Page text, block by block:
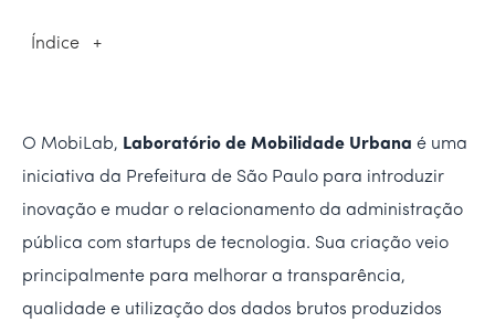
Índice +
O MobiLab, Laboratório de Mobilidade Urbana é uma
iniciativa da Prefeitura de São Paulo para introduzir
inovação e mudar o relacionamento da administração
pública com startups de tecnologia. Sua criação veio
principalmente para melhorar a transparência,
qualidade e utilização dos dados brutos produzidos